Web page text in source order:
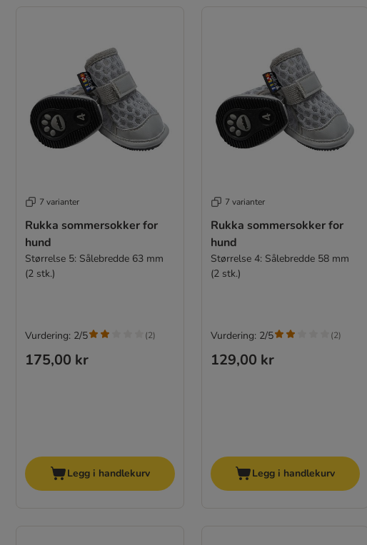
7 varianter
Rukka sommersokker for
hund
Størrelse 5: Sålebredde 63 mm
(2 stk.)
175,00 kr
Vurdering: 2/5 (2)
Legg i handlekurv
7 varianter
Rukka sommersokker for
hund
Størrelse 4: Sålebredde 58 mm
(2 stk.)
129,00 kr
Vurdering: 2/5 (2)
Legg i handlekurv